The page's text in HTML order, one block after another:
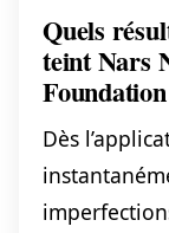
Quels
teint Nars
Dès